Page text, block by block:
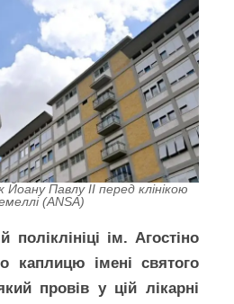
Павлу ІІ перед клінікою
(ANSA)
поліклініці ім. Агостіно
каплицю імені святого
провів у цій лікарні